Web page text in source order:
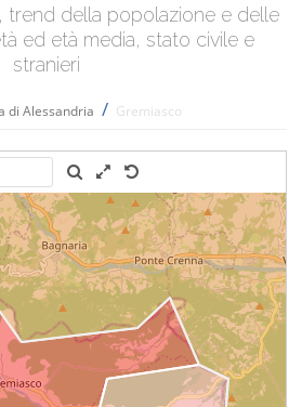
trend della popolazione e delle
ed età media, stato civile e
stranieri
di Alessandria / Gremiasco